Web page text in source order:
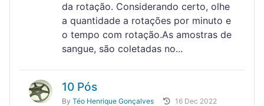
da rotação. Considerando certo, olhe
a quantidade a rotações por minuto e
o tempo com rotação.As amostras de
sangue, são coletadas no...
10 Pós
By Téo Henrique Gonçalves
16 Dec 2022